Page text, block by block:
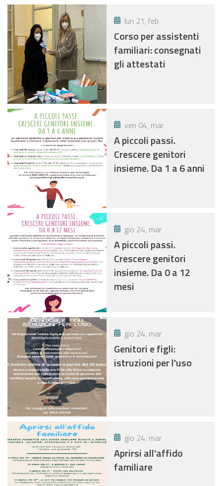
lun 21, feb
Corso per assistenti
familiari: consegnati
gli attestati
ven 04, mar
A piccoli passi.
Crescere genitori
insieme. Da 1 a 6 anni
gio 24, mar
A piccoli passi.
Crescere genitori
insieme. Da 0 a 12
mesi
gio 24, mar
Genitori e figli:
istruzioni per l'uso
gio 24, mar
Aprirsi all'affido
familiare